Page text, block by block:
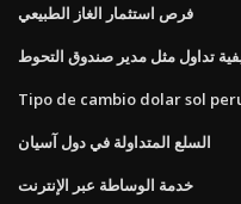
فرص استثمار الغاز الطبيعي
تداول مثل مدير صندوق التحوط
Tipo de cambio dolar sol
السلع المتداولة في دول آسيان
خدمة الوساطة عبر الإنترنت